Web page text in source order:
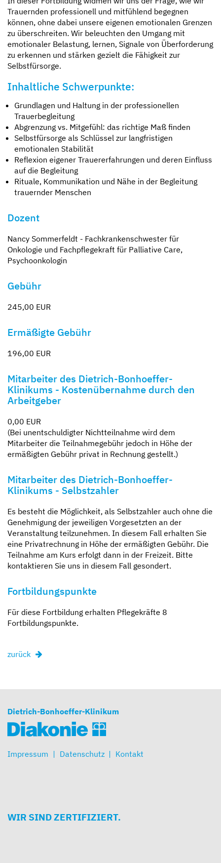
Trauernden professionell und mitfühlend begegnen
können, ohne dabei unsere eigenen emotionalen Grenzen
zu überschreiten. Wir beleuchten den Umgang mit
emotionaler Belastung, lernen, Signale von Überforderung
zu erkennen und stärken gezielt die Fähigkeit zur
Selbstfürsorge.
Inhaltliche Schwerpunkte:
Grundlagen und Haltung in der professionellen
Trauerbegleitung
Abgrenzung vs. Mitgefühl: das richtige Maß finden
Selbstfürsorge als Schlüssel zur langfristigen
emotionalen Stabilität
Reflexion eigener Trauererfahrungen und deren Einfluss
auf die Begleitung
Rituale, Kommunikation und Nähe in der Begleitung
trauernder Menschen
Dozent
Nancy Sommerfeldt - Fachkrankenschwester für
Onkologie und Fachpflegekraft für Palliative Care,
Psychoonkologin
Gebühr
245,00 EUR
Ermäßigte Gebühr
196,00 EUR
Mitarbeiter des Dietrich-Bonhoeffer-
Klinikums - Kostenübernahme durch den
Arbeitgeber
0,00 EUR
(Bei unentschuldigter Nichtteilnahme wird dem
Mitarbeiter die Teilnahmegebühr jedoch in Höhe der
ermäßigten Gebühr privat in Rechnung gestellt.)
Mitarbeiter des Dietrich-Bonhoeffer-
Klinikums - Selbstzahler
Es besteht die Möglichkeit, als Selbstzahler auch ohne die
Genehmigung der jeweiligen Vorgesetzten an der
Veranstaltung teilzunehmen. In diesem Fall erhalten Sie
eine Privatrechnung in Höhe der ermäßigten Gebühr. Die
Teilnahme am Kurs erfolgt dann in der Freizeit. Bitte
kontaktieren Sie uns in diesem Fall gesondert.
Fortbildungspunkte
Für diese Fortbildung erhalten Pflegekräfte 8
Fortbildungspunkte.
zurück
Dietrich-Bonhoeffer-Klinikum
Impressum Datenschutz Kontakt
WIR SIND ZERTIFIZIERT.